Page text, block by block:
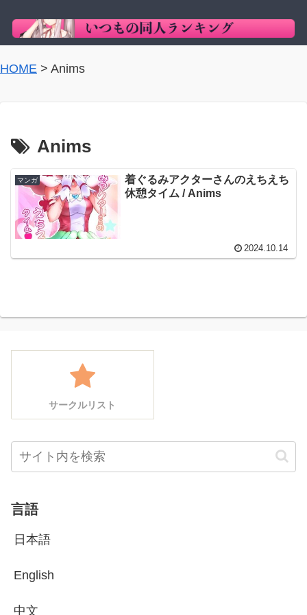
HOME > Anims
Anims
マンガ
着ぐるみアクターさんのえちえち
休憩タイム / Anims
2024.10.14
サークルリスト
言語
日本語
English
中文